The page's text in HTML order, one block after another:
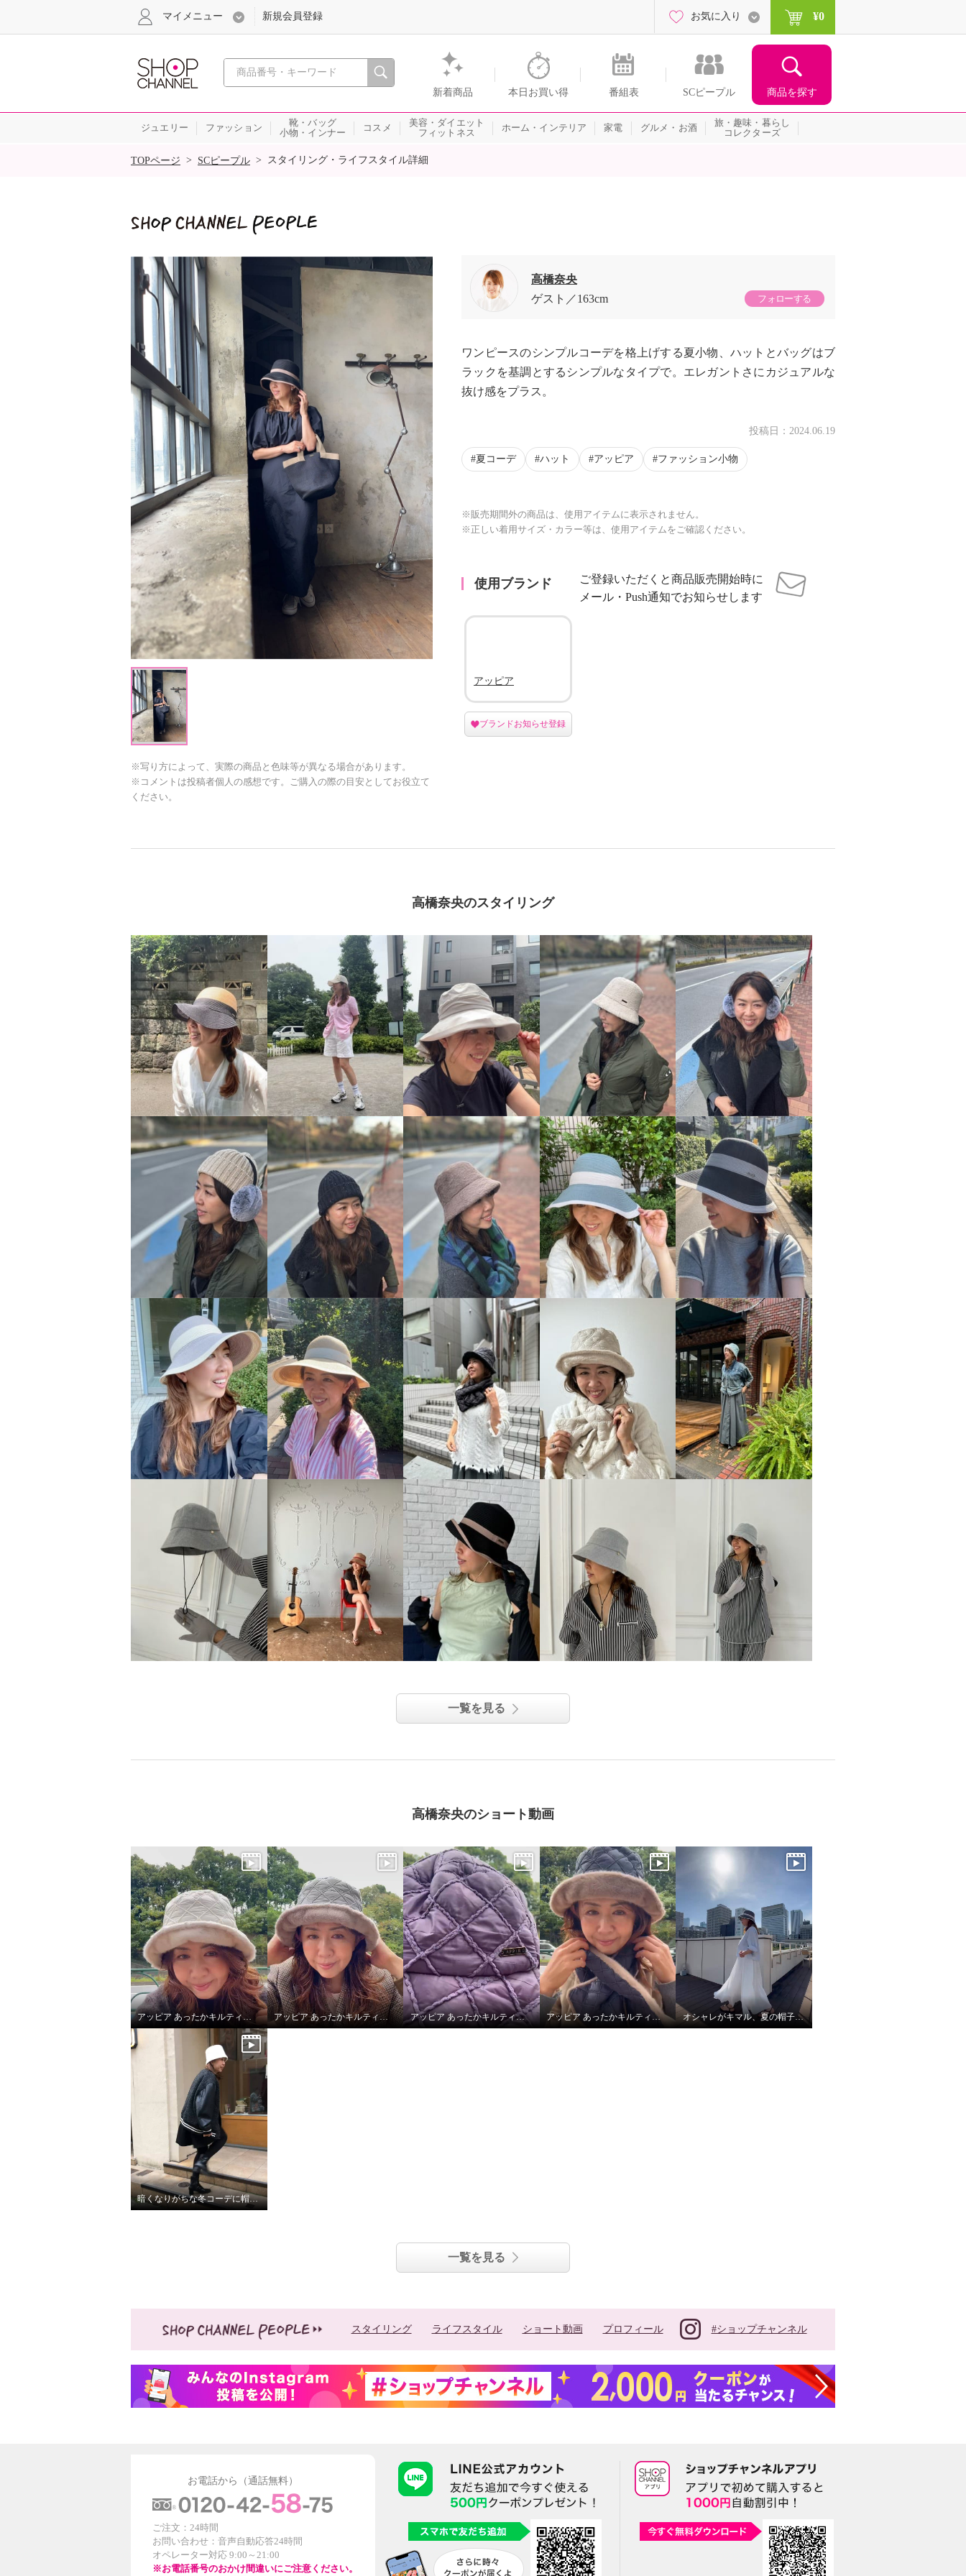
心おどる、瞬間を。通販・テレビショッピングのショップチャンネル
新着商品 本日お買い得 番組表 SCピープル 商品を探す
マイメニュー 新規会員登録 お気に入り ¥0
ジュエリー ファッション
靴・バッグ
小物・インナー
コスメ
美容・ダイエット
フィットネス
ホーム・インテリア 家電 グルメ・お酒
旅・趣味・暮らし
コレクターズ
SALE
TOPページ > SCピープル > スタイリング・ライフスタイル詳細
※写り方によって、実際の商品と色味等が異なる場合があります。
※コメントは投稿者個人の感想です。ご購入の際の目安としてお役立て
ください。
高橋奈央
ゲスト
163cm フォローする
ワンピースのシンプルコーデを格上げする夏小物、ハットとバッグはブ
ラックを基調とするシンプルなタイプで。エレガントさにカジュアルな
抜け感をプラス。
投稿日： 2024.06.19
夏コーデ ハット アッピア ファッション小物
※販売期間外の商品は、使用アイテムに表示されません。
※正しい着用サイズ・カラー等は、使用アイテムをご確認ください。
使用ブランド
ご登録いただくと商品販売開始時に
メール・Push通知でお知らせします
アッピア
ブランドお知らせ登録
高橋奈央のスタイリング
一覧を見る
高橋奈央のショート動画
アッピア あったかキルティング あったかキルティング ハット＆マフラーセット アッピア あったかキルティング あったかキルティング ハット＆マフラーセット アッピア あったかキルティング あったかキルティング ハット＆マフラーセット アッピア あったかキルティング あったかキルティング ハット＆マフラーセット オシャレがキマル、夏の帽子コーデ
暗くなりがちな冬コーデに帽子で華やぎをプラス
一覧を見る
スタイリング ライフスタイル ショート動画 プロフィール #ショップチャンネル
お電話から（通話無料）
ご注文：24時間
お問い合わせ：音声自動応答24時間
オペレーター対応 9:00～21:00
※お電話番号のおかけ間違いにご注意ください。